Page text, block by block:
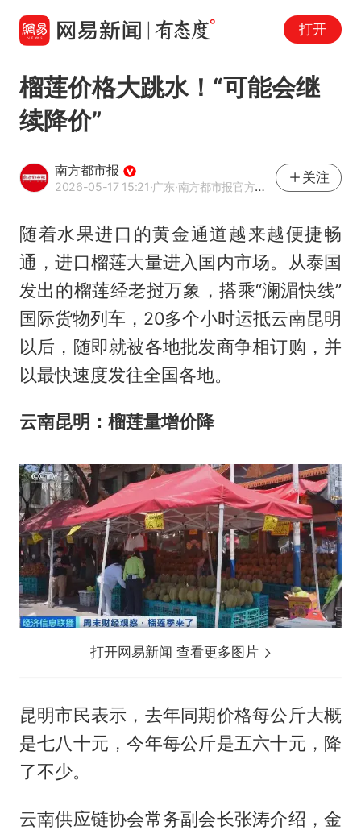
打开
榴莲价格大跳水！“可能会继
续降价”
南方都市报
2026-05-17 15:21·广东·南方都市报官方网易号
关注
随着水果进口的黄金通道越来越便捷畅
通，进口榴莲大量进入国内市场。从泰国
发出的榴莲经老挝万象，搭乘“澜湄快线”
国际货物列车，20多个小时运抵云南昆明
以后，随即就被各地批发商争相订购，并
以最快速度发往全国各地。
云南昆明：榴莲量增价降
打开网易新闻 查看更多图片
昆明市民表示，去年同期价格每公斤大概
是七八十元，今年每公斤是五六十元，降
了不少。
云南供应链协会常务副会长张涛介绍，金